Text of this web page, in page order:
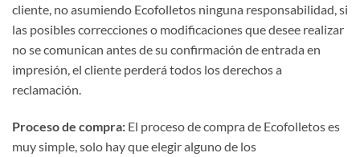
cliente, no asumiendo Ecofolletos ninguna responsabilidad, si
las posibles correcciones o modificaciones que desee realizar
no se comunican antes de su confirmación de entrada en
impresión, el cliente perderá todos los derechos a
reclamación.
Proceso de compra: El proceso de compra de Ecofolletos es
muy simple, solo hay que elegir alguno de los